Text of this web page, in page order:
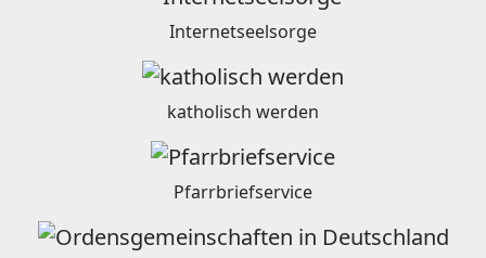
Internetseelsorge
katholisch werden
Pfarrbriefservice